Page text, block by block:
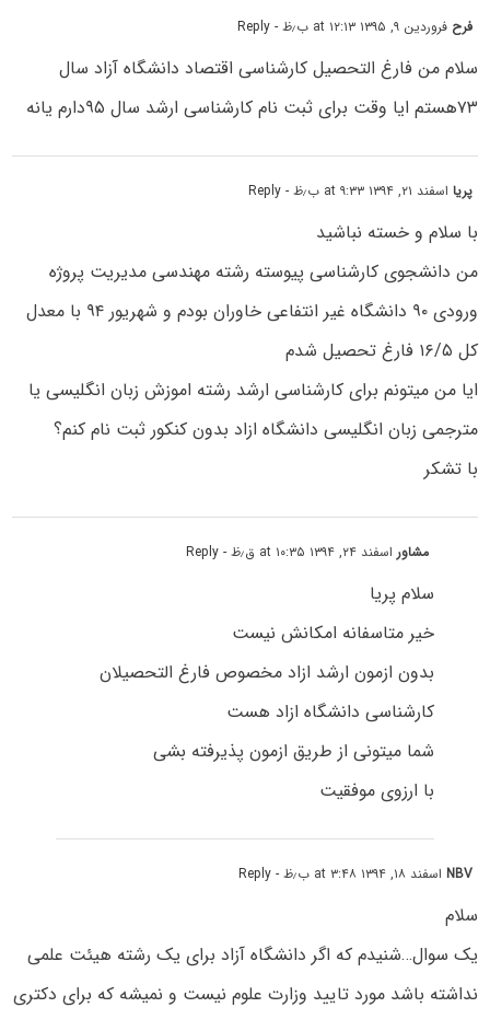
فرح فروردین ۹, ۱۳۹۵ at ۱۲:۱۳ ب٫ظ - Reply
سلام من فارغ التحصیل کارشناسی اقتصاد دانشگاه آزاد سال
۷۳هستم ایا وقت برای ثبت نام کارشناسی ارشد سال ۹۵دارم یانه
پریااسفند ۲۱, ۱۳۹۴ at ۹:۳۳ ب٫ظ - Reply
با سلام و خسته نباشید
من دانشجوی کارشناسی پیوسته رشته مهندسی مدیریت پروژه
ورودی ۹۰ دانشگاه غیر انتفاعی خاوران بودم و شهریور ۹۴ با معدل
کل ۱۶/۵ فارغ تحصیل شدم
ایا من میتونم برای کارشناسی ارشد رشته اموزش زبان انگلیسی یا
مترجمی زبان انگلیسی دانشگاه ازاد بدون کنکور ثبت نام کنم؟
با تشکر
مشاوراسفند ۲۴, ۱۳۹۴ at ۱۰:۳۵ ق٫ظ - Reply
سلام پریا
خیر متاسفانه امکانش نیست
بدون ازمون ارشد ازاد مخصوص فارغ التحصیلان
کارشناسی دانشگاه ازاد هست
شما میتونی از طریق ازمون پذیرفته بشی
با ارزوی موفقیت
NBVاسفند ۱۸, ۱۳۹۴ at ۳:۴۸ ب٫ظ - Reply
سلام
یک سوال…شنیدم که اگر دانشگاه آزاد برای یک رشته هیئت علمی
نداشته باشد مورد تایید وزارت علوم نیست و نمیشه که برای دکتری